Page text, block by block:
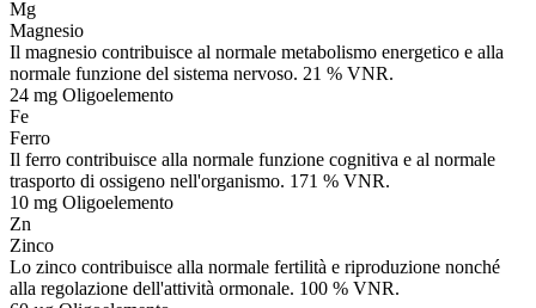
Mg
Magnesio
Il magnesio contribuisce al normale metabolismo energetico e alla
normale funzione del sistema nervoso. 21 % VNR.
24 mg Oligoelemento
Fe
Ferro
Il ferro contribuisce alla normale funzione cognitiva e al normale
trasporto di ossigeno nell'organismo. 171 % VNR.
10 mg Oligoelemento
Zn
Zinco
Lo zinco contribuisce alla normale fertilità e riproduzione nonché
alla regolazione dell'attività ormonale. 100 % VNR.